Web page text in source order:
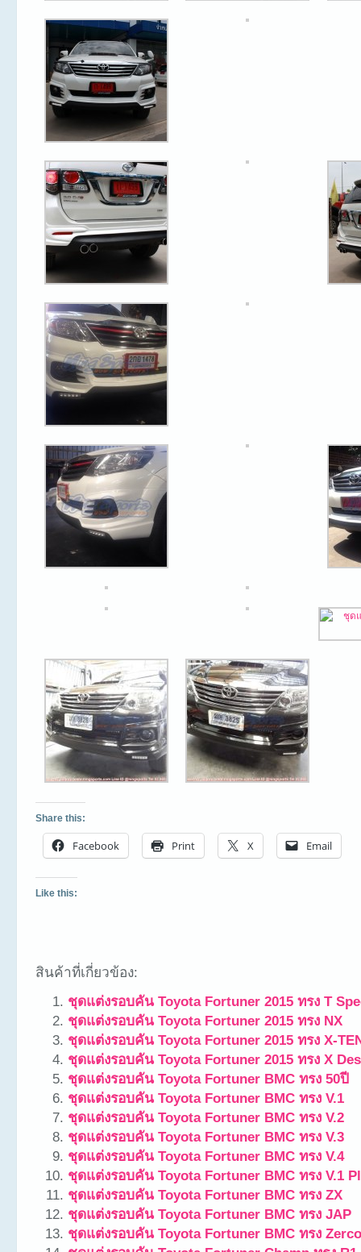
Share this:
Facebook Print X Email
Like this:
สินค้าที่เกี่ยวข้อง:
ชุดแต่งรอบคัน Toyota Fortuner 2015 ทรง T
ชุดแต่งรอบคัน Toyota Fortuner 2015 ทรง NX
ชุดแต่งรอบคัน Toyota Fortuner 2015 ทรง X-
ชุดแต่งรอบคัน Toyota Fortuner 2015 ทรง X
ชุดแต่งรอบคัน Toyota Fortuner BMC ทรง 50ปี
ชุดแต่งรอบคัน Toyota Fortuner BMC ทรง V.1
ชุดแต่งรอบคัน Toyota Fortuner BMC ทรง V.2
ชุดแต่งรอบคัน Toyota Fortuner BMC ทรง V.3
ชุดแต่งรอบคัน Toyota Fortuner BMC ทรง V.4
ชุดแต่งรอบคัน Toyota Fortuner BMC ทรง V.1
ชุดแต่งรอบคัน Toyota Fortuner BMC ทรง ZX
ชุดแต่งรอบคัน Toyota Fortuner BMC ทรง JAP
ชุดแต่งรอบคัน Toyota Fortuner BMC ทรง